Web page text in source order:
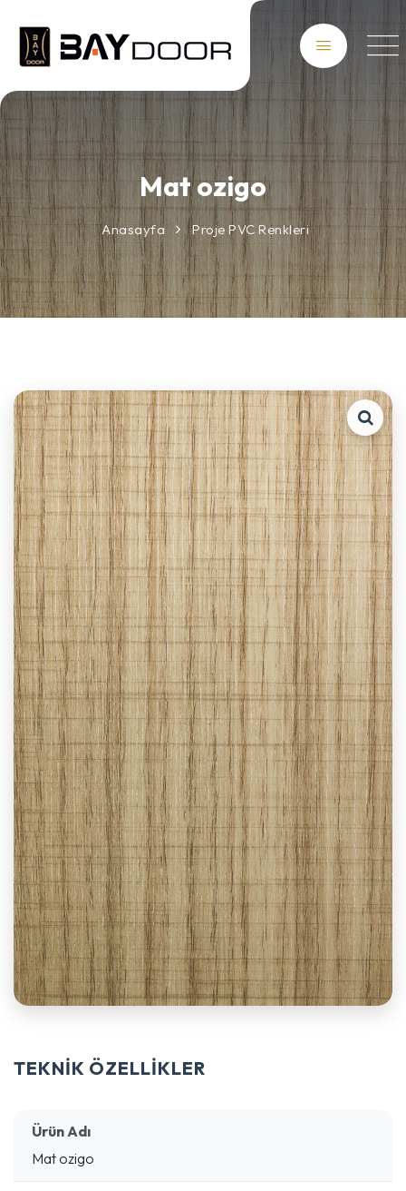
Mat ozigo
Anasayfa Proje PVC Renkleri
TEKNİK ÖZELLİKLER
Ürün Adı
Mat ozigo